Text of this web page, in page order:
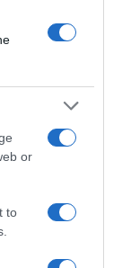
or
to
et au